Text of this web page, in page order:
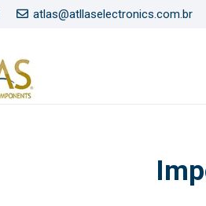
atlas@atllaselectronics.com.br